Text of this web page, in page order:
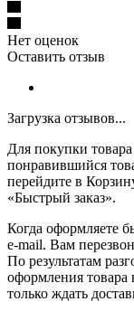
Нет оценок
Оставить отзыв
Загрузка отзывов...
Для покупки
понравившийся
перейдите в
«Быстрый заказ».
Когда оформляете
e-mail. Вам
По результатам
оформления товара
только ждать